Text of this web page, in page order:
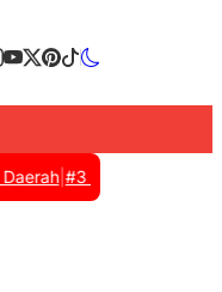
#3 -Zulkifli Hasan Resmi